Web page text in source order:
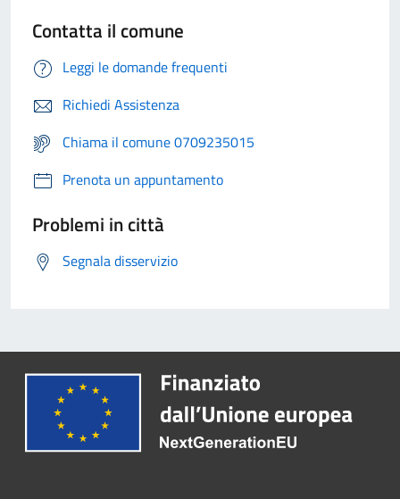
Contatta il comune
Leggi le domande frequenti
Richiedi Assistenza
Chiama il comune 0709235015
Prenota un appuntamento
Problemi in città
Segnala disservizio